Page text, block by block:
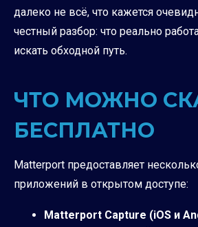
далеко не всё, что кажется
честный разбор: что реально
искать обходной путь.
ЧТО МОЖНО
БЕСПЛАТНО
Matterport предоставляет
приложений в открытом доступе:
Matterport Capture (iOS и